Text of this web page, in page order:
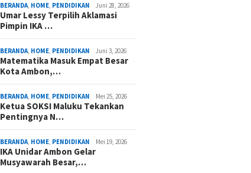
BERANDA HOME PENDIDIKAN Juni 28, 2026
Umar Lessy Terpilih Aklamasi
Pimpin IKA …
BERANDA HOME PENDIDIKAN Juni 3, 2026
Matematika Masuk Empat Besar
Kota Ambon,…
BERANDA HOME PENDIDIKAN Mei 25, 2026
Ketua SOKSI Maluku Tekankan
Pentingnya N…
BERANDA HOME PENDIDIKAN Mei 19, 2026
IKA Unidar Ambon Gelar
Musyawarah Besar,…